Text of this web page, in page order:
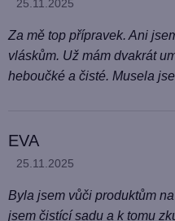
25.11.2025
Za mě top přípravek. Ani
vláskům. Už mám dvakrát
heboučké a čisté. Musela
EVA
Hodnocení produktu je 5 z 5
25.11.2025
Byla jsem vůči produktům
jsem čistící sadu a k tomu